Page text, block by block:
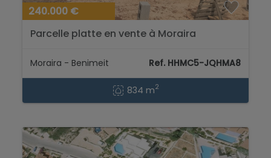
240.000 €
Parcelle platte en vente à Moraira
Moraira - Benimeit Ref. HHMC5-JQHMA8
834 m2